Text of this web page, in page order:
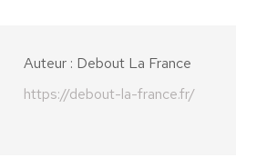
Auteur : Debout La France
https://debout-la-france.fr/